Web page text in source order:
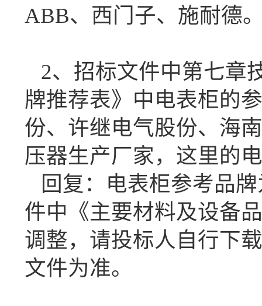
ABB、西门子、施耐德
2、招标文件中第七章
牌推荐表》中电表柜的
份、许继电气股份、海
压器生产厂家，这里的
回复： 电表柜参考品
件中《主要材料及设备
调整，请投标人自行下
文件为准。